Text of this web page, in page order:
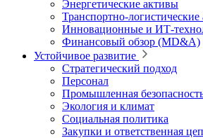
Энергетические активы
Транспортно-
Инновационные и
Финансовый обзор (MD&A)
Устойчивое развитие
Стратегический подход
Персонал
Промышленная
Экология и климат
Социальная политика
Закупки и ответственная